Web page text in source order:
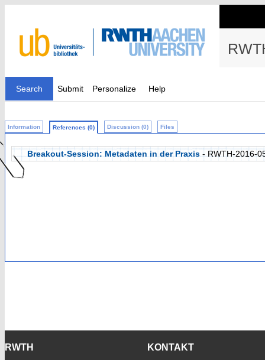
Search Submit Personalize Help
Information References (0) Discussion (0) Files
Breakout-Session: Metadaten in der Praxis - RWTH-2016-
RWTH KONTAKT